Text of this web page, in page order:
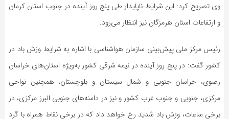
وی تصریح کرد: این شرایط ناپایدار طی پنج روز آینده در جنوب استان کرمان
و ارتفاعات استان هرمزگان نیز انتظار می‌رود.
رئیس مرکز ملی پیش‌بینی سازمان هواشناسی با اشاره به شرایط وزش باد در
کشور گفت: در پنج روز آینده در نیمه شرقی کشور به‌ویژه استان‌های خراسان
رضوی، خراسان جنوبی و شمال سیستان و بلوچستان، همچنین نواحی
مرکزی، جنوبی و جنوب غرب کشور و نیز در دامنه‌های جنوبی البرز مرکزی، در
برخی ساعات، وزش باد شدید رخ خواهد داد که در برخی نقاط همراه با گرد